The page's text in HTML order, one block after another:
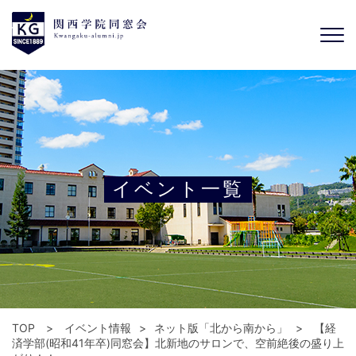
イベント一覧
TOP イベント情報 ネット版「北から南から」
【経
済学部(昭和41年卒)同窓会】北新地のサロンで、空前絶後の盛り上